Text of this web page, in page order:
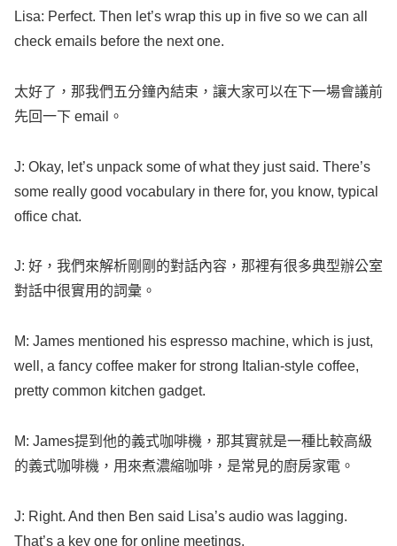
Lisa: Perfect. Then let’s wrap this up in five so we can all
check emails before the nextone.
太好了，那我們五分鐘內結束，讓大家可以在下一場會議前
先回一下 email 。
J: Okay, let’s unpack some ofwhatthey justsaid. There’s
some really good vocabulary in there for, you know, typical
office chat.
J: 好，我們來解析剛剛的對話內容，那裡有很多典型辦公室
對話中很實用的詞彙。
M: James mentioned his espresso machine, which is just,
well , a fancy coffee maker for strong Italian-style coffee,
pretty common kitchen gadget.
M: James提到他的義式咖啡機，那其實就是一種比較高級
的義式咖啡機，用來煮濃縮咖啡，是常見的廚房家電。
J: Right. And then Ben said Lisa’s audio was lagging.
That’s a key one for online meetings.